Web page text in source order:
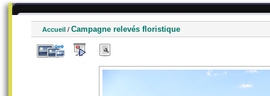
Accueil / Campagne relevés floristique